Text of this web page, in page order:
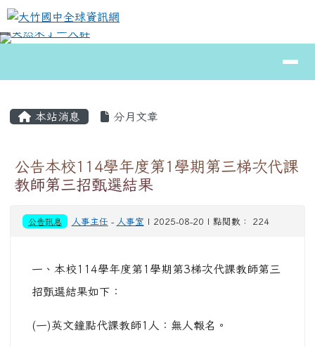
跳至主內容區
大竹國中全球資訊網
⏸
本站消息 分月文章
公告本校114學年度第1學期第三梯次代課
教師第三招甄選結果
公告訊息 人事主任 - 人事室 | 2025-08-20 | 點閱數： 224
一、本校114學年度第1學期第3梯次代課教師第三
招甄選結果如下：
(一)英文鐘點代課教師1人：無人報名。